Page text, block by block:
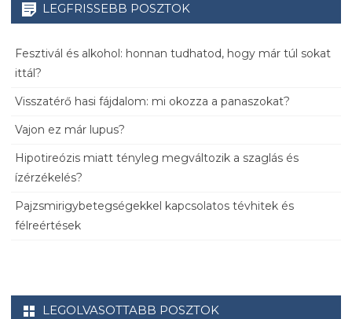
LEGFRISSEBB POSZTOK
Fesztivál és alkohol: honnan tudhatod, hogy már túl sokat
ittál?
Visszatérő hasi fájdalom: mi okozza a panaszokat?
Vajon ez már lupus?
Hipotireózis miatt tényleg megváltozik a szaglás és
ízérzékelés?
Pajzsmirigybetegségekkel kapcsolatos tévhitek és
félreértések
LEGOLVASOTTABB POSZTOK